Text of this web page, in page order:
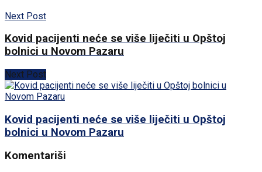
Next Post
Kovid pacijenti neće se više liječiti u Opštoj
bolnici u Novom Pazaru
Next Post
Kovid pacijenti neće se više liječiti u Opštoj
bolnici u Novom Pazaru
Komentariši